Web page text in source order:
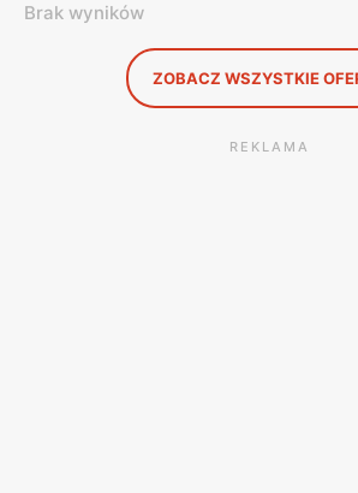
Brak wyników
ZOBACZ WSZYSTKIE
REKLAMA